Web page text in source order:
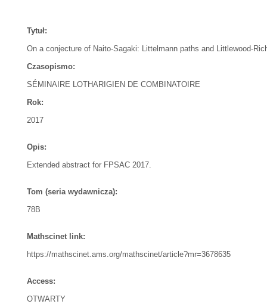
Tytuł:
On a conjecture of Naito-Sagaki: Littelmann paths and Littlewood-
Czasopismo:
SÉMINAIRE LOTHARIGIEN DE COMBINATOIRE
Rok:
2017
Opis:
Extended abstract for FPSAC 2017.
Tom (seria wydawnicza):
78B
Mathscinet link:
https://mathscinet.ams.org/mathscinet/article?mr=3678635
Access:
OTWARTY